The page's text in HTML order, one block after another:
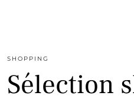
SHOPPING
Sélection